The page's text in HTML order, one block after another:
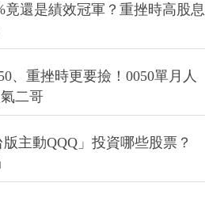
竟還是績效冠軍？重挫時高股息
、重挫時更要撿！0050單月人
二哥
主動QQQ」投資哪些股票？